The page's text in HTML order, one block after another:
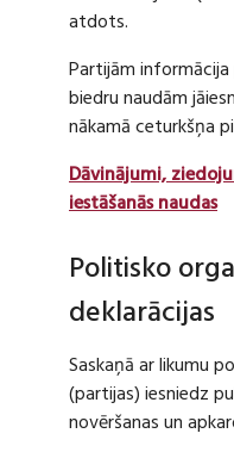
atdots.
Partijām
biedru naudām
nākamā ceturkšņa
Dāvinājumi,
iestāšanās naudas
Politisko
deklarācijas
Saskaņā ar likumu
(partijas) iesniedz
novēršanas un